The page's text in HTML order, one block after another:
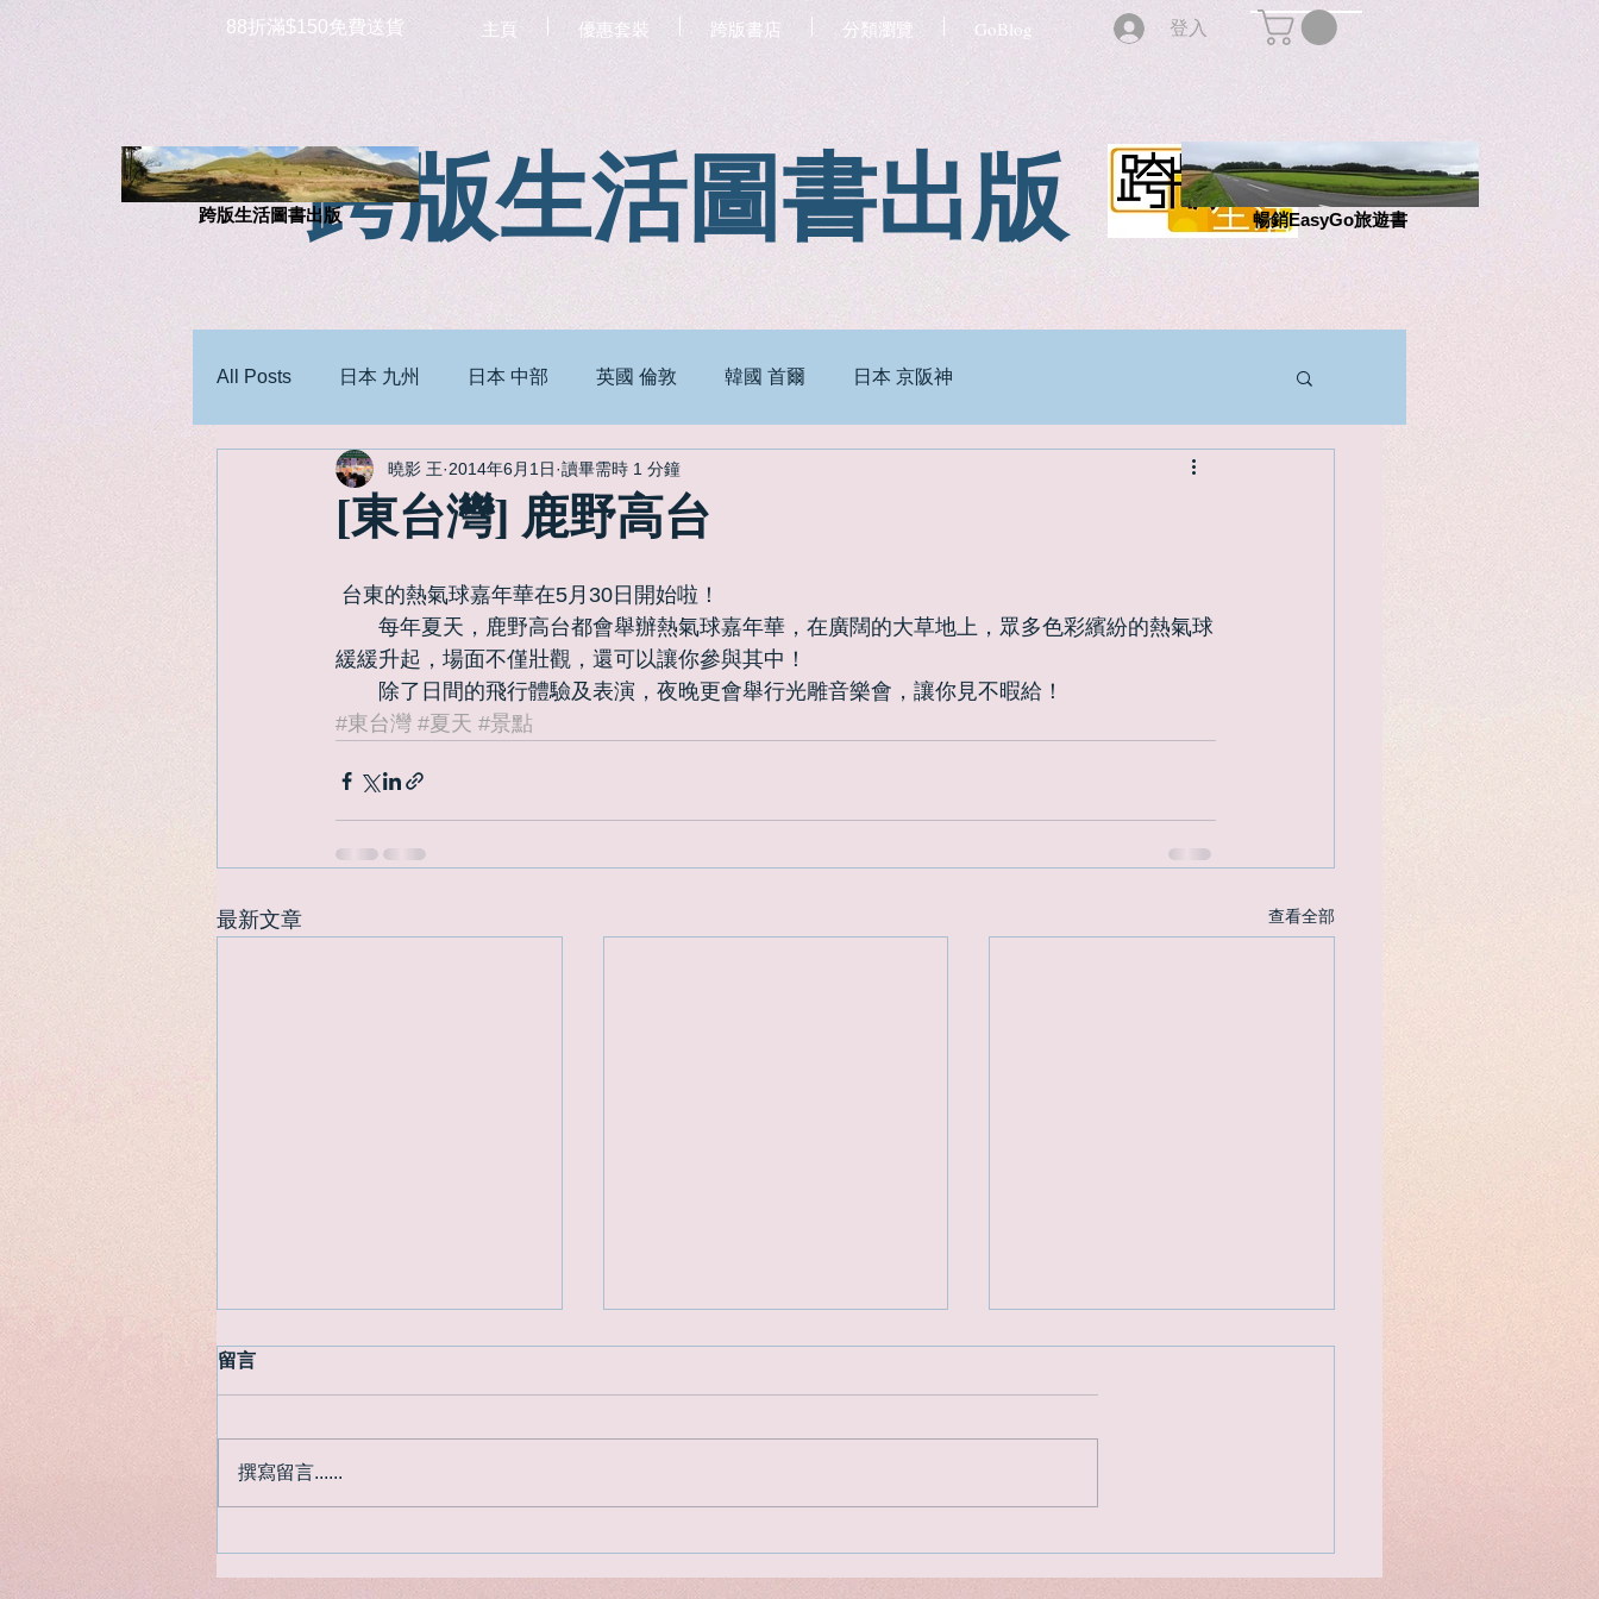
88折滿$150免費送貨 主頁 優惠套裝 跨版書店 分類瀏覽 GoBlog 登入
跨版生活圖書出版
跨版生活圖書出版 暢銷EasyGo旅遊書
All Posts 日本 九州 日本 中部 英國 倫敦 韓國 首爾 日本 京阪神
[東台灣] 鹿野高台
曉影 王 2014年6月1日 讀畢需時 1 分鐘
台東的熱氣球嘉年華在5月30日開始啦！
每年夏天，鹿野高台都會舉辦熱氣球嘉年華，在廣闊的大草地上，眾多色彩繽紛的熱氣球
緩緩升起，場面不僅壯觀，還可以讓你參與其中！
除了日間的飛行體驗及表演，夜晚更會舉行光雕音樂會，讓你見不暇給！
#東台灣 #夏天 #景點
最新文章 查看全部
遲來了的日本紅葉季節
誔燈飾推介
留言
撰寫留言......